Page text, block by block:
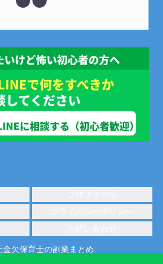
欠保育士の副業まとめ.